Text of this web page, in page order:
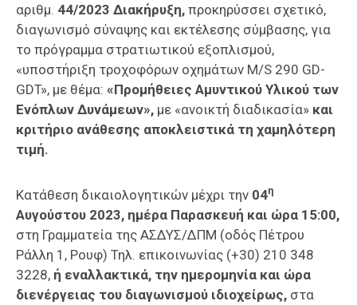
Πιερία
αριθμ. 44/2023 Διακήρυξη, προκηρύσσει σχετικό,
διαγωνισμό σύναψης και εκτέλεσης σύμβασης, για
το πρόγραμμα στρατιωτικού εξοπλισμού,
«υποστήριξη τροχοφόρων οχημάτων M/S 290 GD-
GDT», με θέμα: «Προμήθειες Αμυντικού Υλικού των
Ενόπλων Δυνάμεων», με «ανοικτή διαδικασία» και
κριτήριο ανάθεσης αποκλειστικά τη χαμηλότερη
τιμή.
Κατάθεση δικαιολογητικών μέχρι την 04η
Αυγούστου 2023, ημέρα Παρασκευή και ώρα 15:00,
στη Γραμματεία της ΑΣΔΥΣ/ΔΠΜ (οδός Πέτρου
Ράλλη 1, Ρουφ) Τηλ. επικοινωνίας (+30) 210 348
3228, ή εναλλακτικά, την ημερομηνία και ώρα
διενέργειας του διαγωνισμού ιδιοχείρως, στα